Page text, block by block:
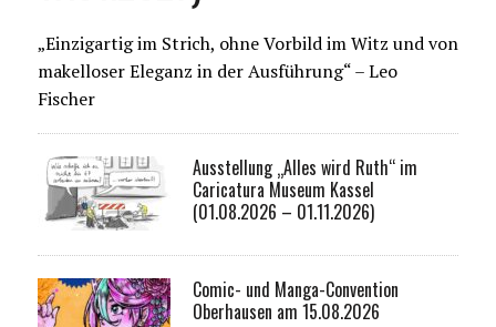
„Einzigartig im Strich, ohne Vorbild im Witz und von
makelloser Eleganz in der Ausführung“ – Leo
Fischer
Ausstellung „Alles wird Ruth“ im
Caricatura Museum Kassel
(01.08.2026 – 01.11.2026)
Comic- und Manga-Convention
Oberhausen am 15.08.2026